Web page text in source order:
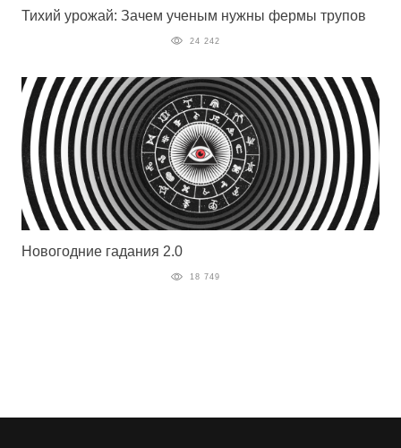
Тихий урожай: Зачем ученым нужны фермы трупов
24 242
Новогодние гадания 2.0
18 749